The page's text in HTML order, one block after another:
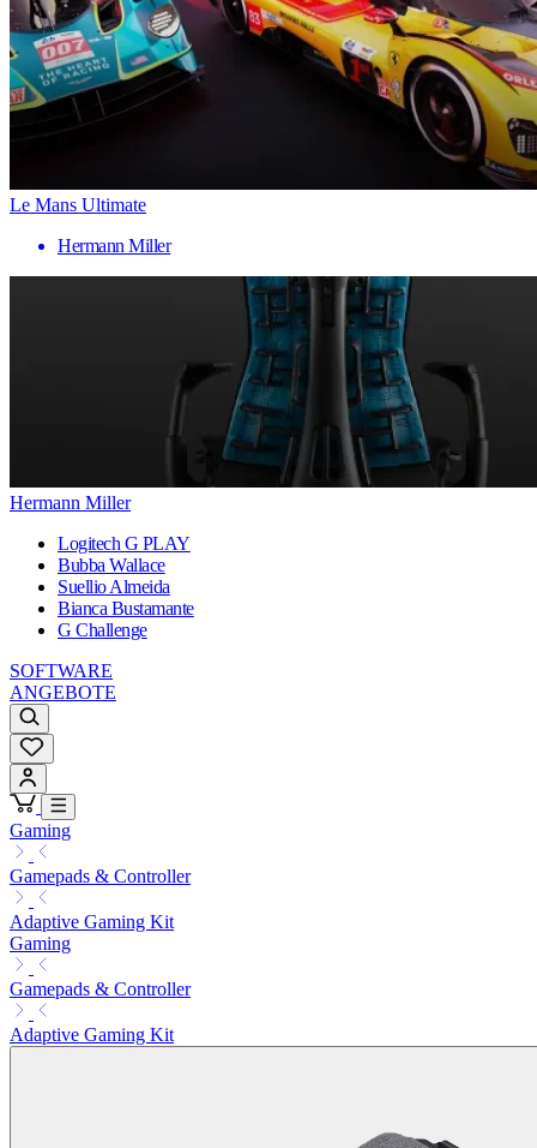
Le Mans Ultimate
Hermann Miller
Hermann Miller
Logitech G PLAY
Bubba Wallace
Suellio Almeida
Bianca Bustamante
G Challenge
SOFTWARE
ANGEBOTE
Gaming
Gamepads & Controller
Adaptive Gaming Kit
Gaming
Gamepads & Controller
Adaptive Gaming Kit